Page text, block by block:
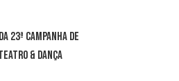
23ª Campanha de
& Dança